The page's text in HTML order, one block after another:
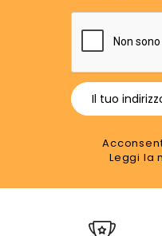
Leggi la